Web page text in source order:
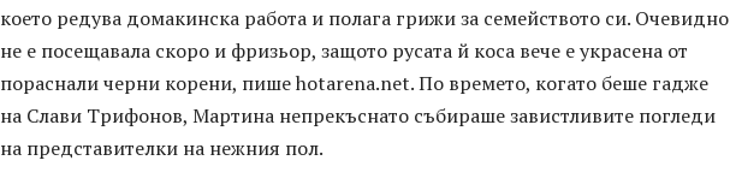
което редува домакинска работа и полага грижи за семейството си. Очевидно
не е посещавала скоро и фризьор, защото русата й коса вече е украсена от
пораснали черни корени, пише hotarena.net. По времето, когато беше гадже
на Слави Трифонов, Мартина непрекъснато събираше завистливите погледи
на представителки на нежния пол.